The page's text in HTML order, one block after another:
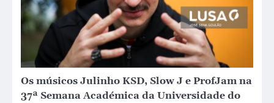
Os músicos Julinho KSD, Slow J e ProfJam na
37ª Semana Académica da Universidade do